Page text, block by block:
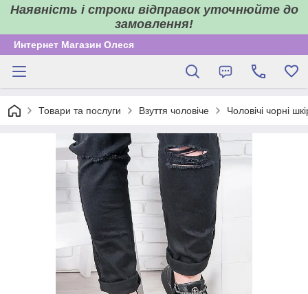
Наявність і строки відправок уточнюйте до
замовлення!
Интернет Магазин Олеся
Товари та послуги Взуття чоловіче Чоловічі чорні